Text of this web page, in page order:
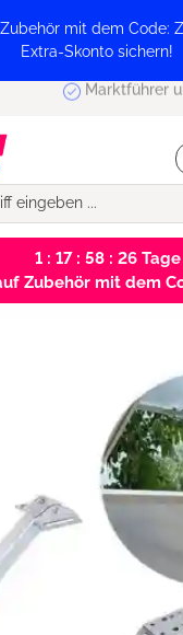
mit dem Code:
Extra-Skonto sichern!
Marktführer
1 : 17 : 58 : 26 Tage
Zubehör mit dem